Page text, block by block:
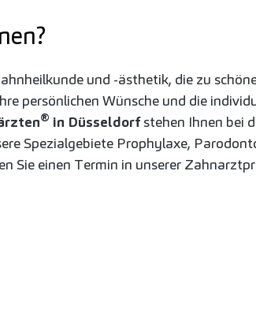
und -ästhetik, die zu
persönlichen Wünsche und die
® in Düsseldorfstehen Ihnen bei
Spezialgebiete Prophylaxe,
Sie einen Termin in unserer